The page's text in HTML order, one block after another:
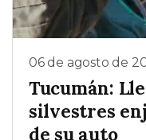
06 de agosto de
Tucumán:
silvestres
de su auto